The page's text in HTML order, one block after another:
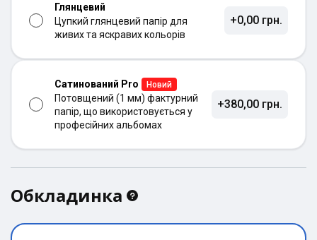
Глянцевий
Цупкий глянцевий папір для
живих та яскравих кольорів
+0,00 грн.
Сатинований Pro Новий
Потовщений (1 мм) фактурний
папір, що використовується у
професійних альбомах
+380,00 грн.
Обкладинка